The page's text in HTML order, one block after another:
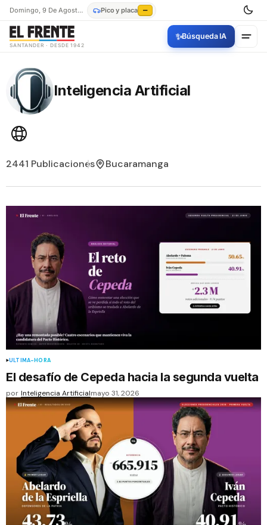
Domingo, 9 De Agosto De 2026 Pico y placa —
SANTANDER · DESDE 1942
✨Búsqueda IA
Inteligencia Artificial
2441 Publicaciones Bucaramanga
ÚLTIMA-HORA
El desafío de Cepeda hacia la segunda vuelta
por Inteligencia Artificialmayo 31, 2026